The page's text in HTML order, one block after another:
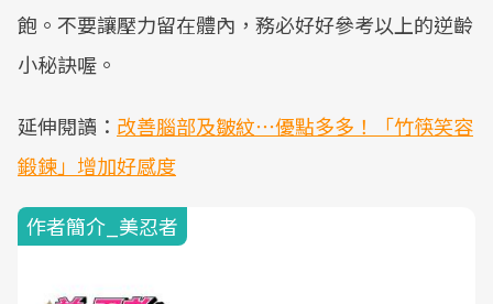
飽。不要讓壓力留在體內，務必好好參考以上的逆齡
小秘訣喔。
延伸閱讀： 改善腦部及皺紋⋯優點多多！「竹筷笑容
鍛鍊」增加好感度
作者簡介_美忍者